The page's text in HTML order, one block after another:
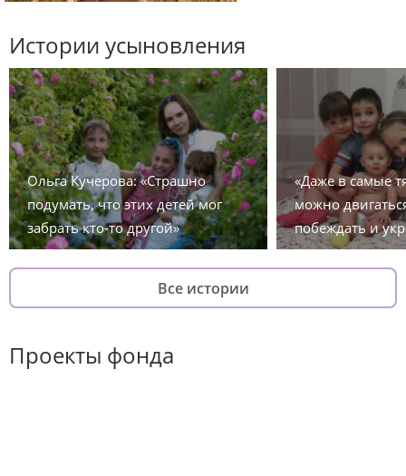
Истории усыновления
Ольга Кучерова: «Страшно
подумать, что этих детей мог
забрать кто-то другой»
«Даже в самые
можно
побеждать и
Все истории
Проекты фонда